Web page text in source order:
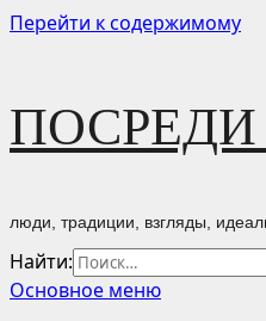
Перейти к содержимому
люди, традиции, взгляды,
Найти:
Основное меню